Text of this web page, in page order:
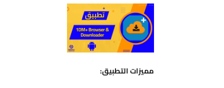
مميزات التطبيق: